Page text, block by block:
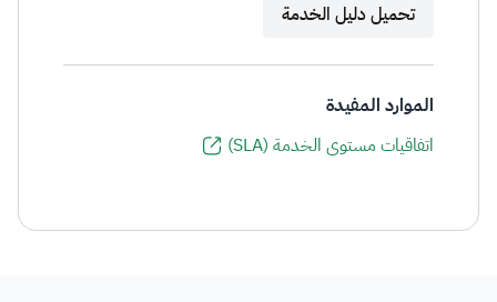
تحميل دليل الخدمة
الموارد المفيدة
اتفاقيات مستوى الخدمة (SLA)